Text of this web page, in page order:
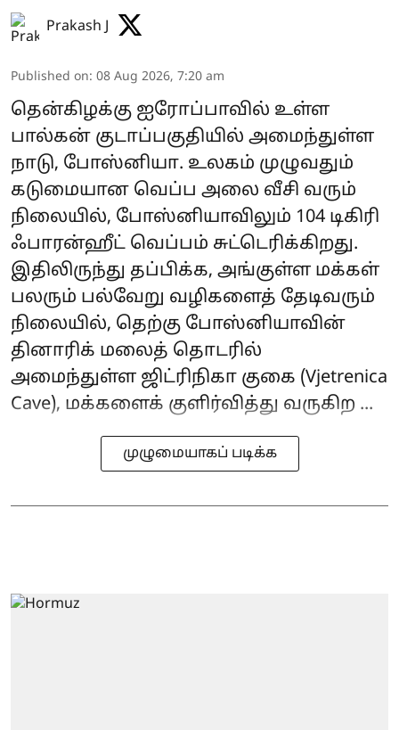
Prakash J
Published on: 08 Aug 2026, 7:20 am
தென்கிழக்கு ஐரோப்பாவில் உள்ள
பால்கன் குடாப்பகுதியில் அமைந்துள்ள
நாடு, போஸ்னியா. உலகம் முழுவதும்
கடுமையான வெப்ப அலை வீசி வரும்
நிலையில், போஸ்னியாவிலும் 104 டிகிரி
ஃபாரன்ஹீட் வெப்பம் சுட்டெரிக்கிறது.
இதிலிருந்து தப்பிக்க, அங்குள்ள மக்கள்
பலரும் பல்வேறு வழிகளைத் தேடிவரும்
நிலையில், தெற்கு போஸ்னியாவின்
தினாரிக் மலைத் தொடரில்
அமைந்துள்ள ஜிட்ரிநிகா குகை (Vjetrenica
Cave), மக்களைக் குளிர்வித்து வருகிற ...
முழுமையாகப் படிக்க